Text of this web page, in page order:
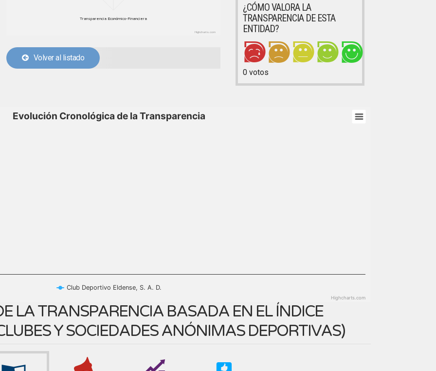
Transparencia Económico-Financiera
Highcharts.com
Volver al listado
¿CÓMO VALORA LA
TRANSPARENCIA DE ESTA
ENTIDAD?
0votos
Evolución Cronológica de la Transparencia
Club Deportivo Eldense, S. A. D.
Highcharts.com
LA TRANSPARENCIA BASADA EN EL ÍNDICE
Y SOCIEDADES ANÓNIMAS DEPORTIVAS)